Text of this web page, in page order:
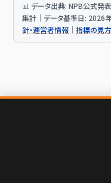
📊 データ出典: NPB公式発
集計｜データ基準日: 2026
針・運営者情報 ｜ 指標の見